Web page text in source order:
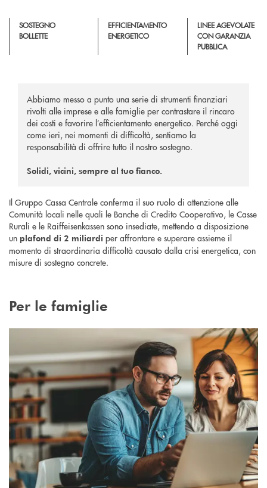
SOSTEGNO
BOLLETTE
EFFICIENTAMENTO
ENERGETICO
LINEE AGEVOLATE
CON GARANZIA
PUBBLICA
Abbiamo messo a punto una serie di strumenti finanziari
rivolti alle imprese e alle famiglie per contrastare il rincaro
dei costi e favorire l’efficientamento energetico. Perché oggi
come ieri, nei momenti di difficoltà, sentiamo la
responsabilità di offrire tutto il nostro sostegno.
Solidi, vicini, sempre al tuo fianco.
Il Gruppo Cassa Centrale conferma il suo ruolo di attenzione alle
Comunità locali nelle quali le Banche di Credito Cooperativo, le Casse
Rurali e le Raiffeisenkassen sono insediate, mettendo a disposizione
un plafond di 2 miliardi per affrontare e superare assieme il
momento di straordinaria difficoltà causato dalla crisi energetica, con
misure di sostegno concrete.
Per le famiglie